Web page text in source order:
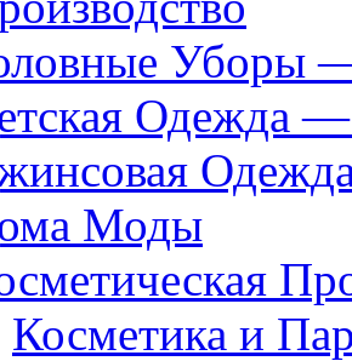
Уборы
Одежда
Моды
Косметика и